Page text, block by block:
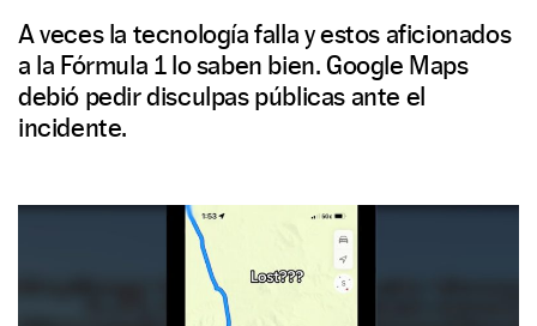
A veces la tecnología falla y estos aficionados
a la Fórmula 1 lo saben bien. Google Maps
debió pedir disculpas públicas ante el
incidente.